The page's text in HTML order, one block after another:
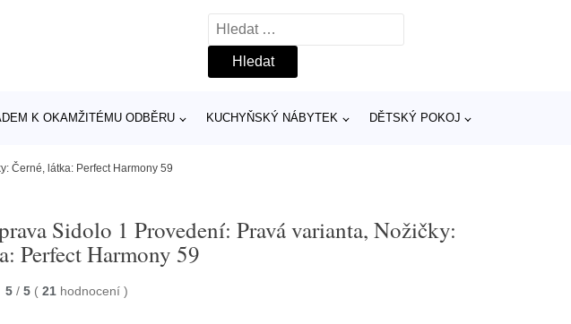
Vyhledávání
K OKAMŽITÉMU ODBĚRU KUCHYŇSKÝ NÁBYTEK DĚTSKÝ POKOJ
Černé, látka: Perfect Harmony 59
Sidolo 1 Provedení: Pravá varianta, Nožičky:
Perfect Harmony 59
5 / 5 ( 21 hodnocení)